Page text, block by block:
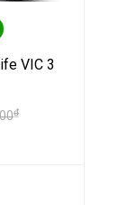
VIC 3
₫